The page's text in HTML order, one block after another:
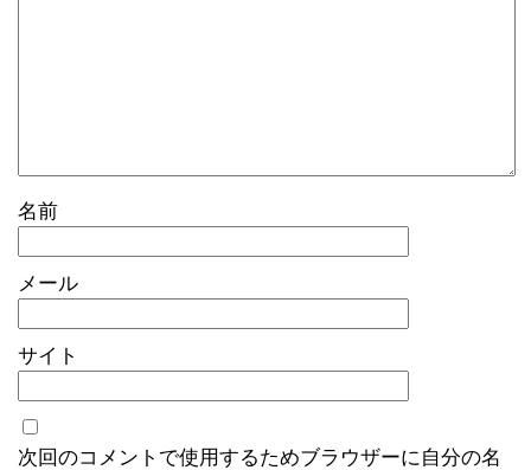
名前
メール
サイト
次回のコメントで使用するためブラウザーに自分の名